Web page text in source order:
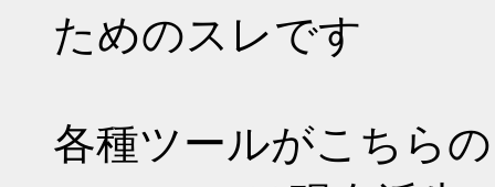
ためのスレです
各種ツールがこちら